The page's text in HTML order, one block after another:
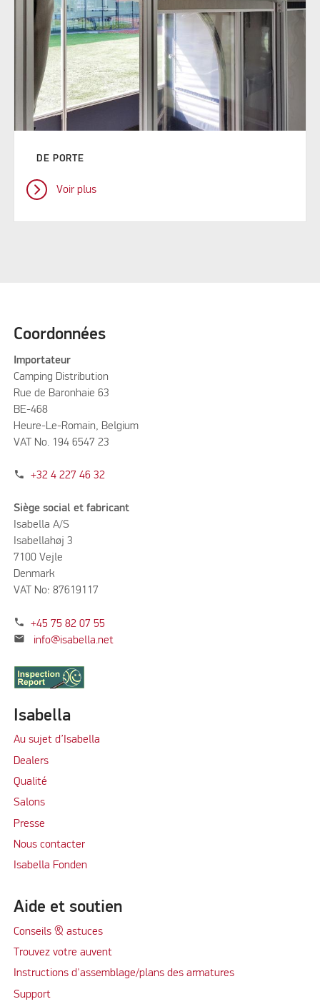
DE PORTE
Voir plus
Coordonnées
Importateur
Camping Distribution
Rue de Baronhaie 63
BE-468
Heure-Le-Romain, Belgium
VAT No. 194 6547 23
phone +32 4 227 46 32
Siège social et fabricant
Isabella A/S
Isabellahøj 3
7100 Vejle
Denmark
VAT No: 87619117
phone +45 75 82 07 55
mail info@isabella.net
Isabella
Au sujet d’Isabella
Dealers
Qualité
Salons
Presse
Nous contacter
Isabella Fonden
Aide et soutien
Conseils & astuces
Trouvez votre auvent
Instructions d'assemblage/plans des armatures
Support